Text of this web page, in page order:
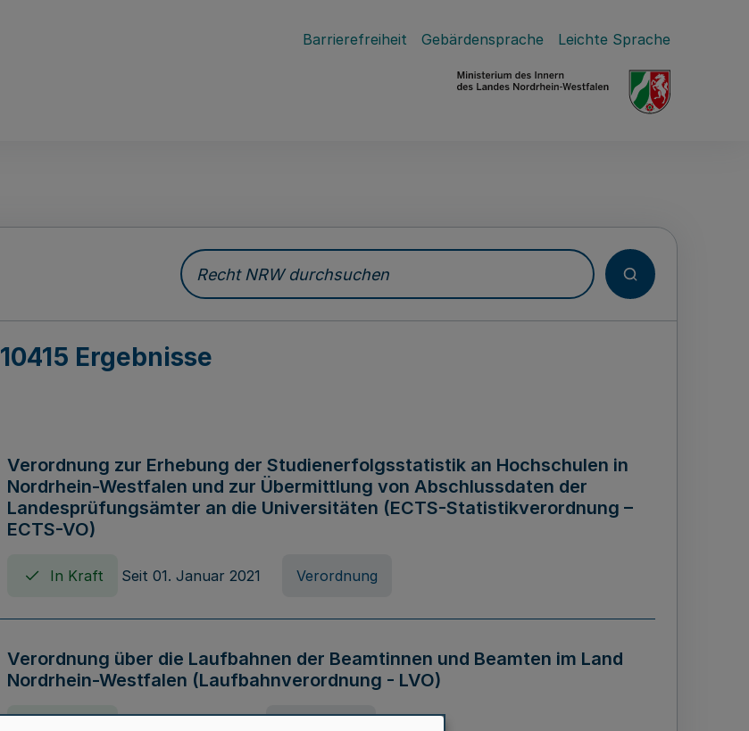
Barrierefreiheit Gebärdensprache Leichte Sprache
Recht NRW durchsuchen
10415 Ergebnisse
Verordnung zur Erhebung der Studienerfolgsstatistik an Hochschulen in
Nordrhein-Westfalen und zur Übermittlung von Abschlussdaten der
Landesprüfungsämter an die Universitäten (ECTS-Statistikverordnung –
ECTS-VO)
In Kraft Seit 01. Januar 2021 Verordnung
Verordnung über die Laufbahnen der Beamtinnen und Beamten im Land
Nordrhein-Westfalen (Laufbahnverordnung - LVO)